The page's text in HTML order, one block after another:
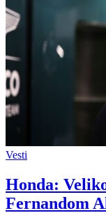
Vesti
Honda:
Fernandom